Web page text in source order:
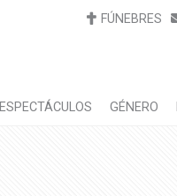
FÚNEBRES
ESPECTÁCULOS GÉNERO